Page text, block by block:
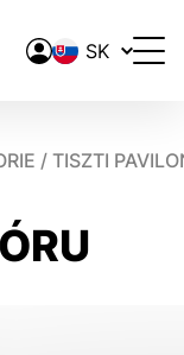
Prepínač
jazykov
/ TISZTI
stránky môžu
uložila Vaša